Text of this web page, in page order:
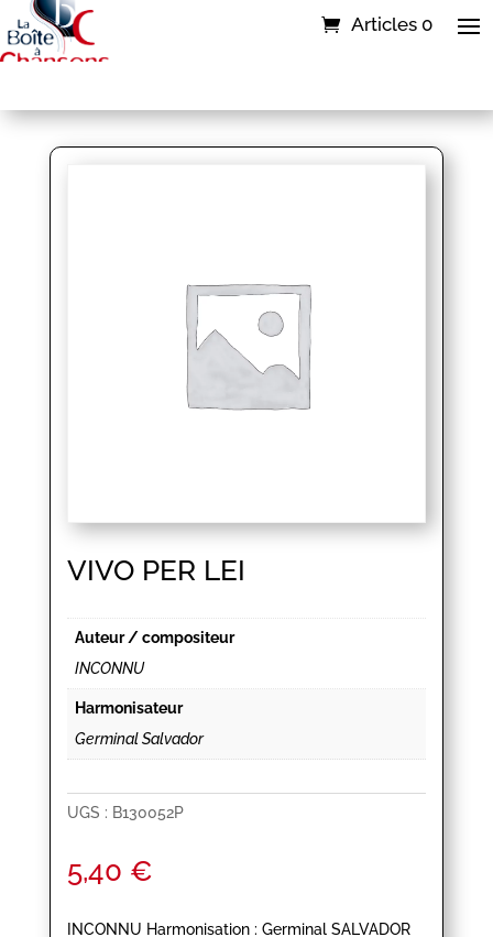
Articles 0
VIVO PER LEI
Auteur / compositeur
INCONNU
Harmonisateur
Germinal Salvador
UGS : B130052P
5,40 €
INCONNU Harmonisation : Germinal SALVADOR